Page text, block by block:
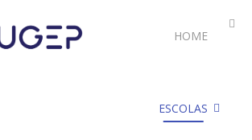
HOME
ESCOLAS